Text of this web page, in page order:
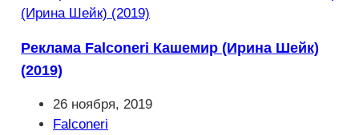
Реклама Falconeri Кашемир (Ирина Шейк)
(2019)
Запись
опубликована:
26 ноября, 2019
Рубрика
Falconeri